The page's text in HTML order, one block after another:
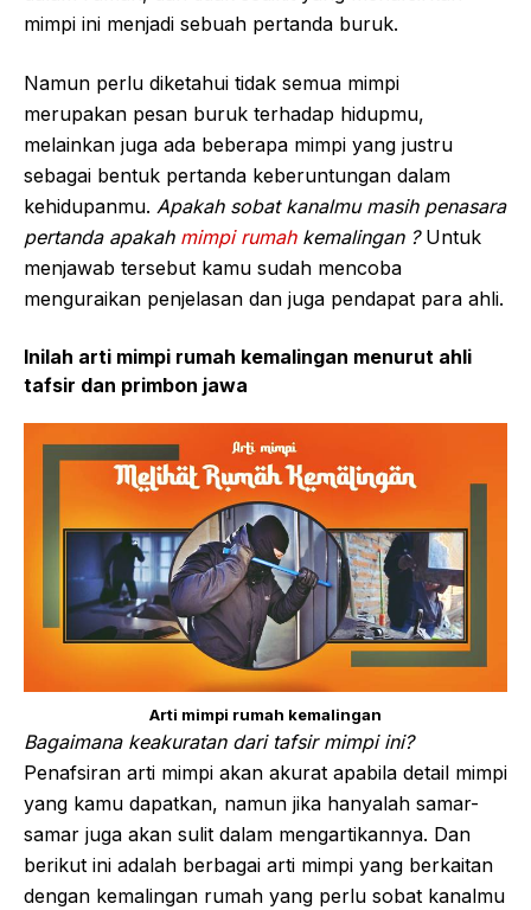
mimpi ini menjadi sebuah pertanda buruk.
Namun perlu diketahui tidak semua mimpi
merupakan pesan buruk terhadap hidupmu,
melainkan juga ada beberapa mimpi yang justru
sebagai bentuk pertanda keberuntungan dalam
kehidupanmu. Apakah sobat kanalmu masih penasara
pertanda apakah mimpi rumahkemalingan ?Untuk
menjawab tersebut kamu sudah mencoba
menguraikan penjelasan dan juga pendapat para ahli.
Inilah arti mimpi rumah kemalingan menurut ahli
tafsir dan primbon jawa
Arti mimpi rumah kemalingan
Bagaimana keakuratan dari tafsir mimpi ini?
Penafsiran arti mimpi akan akurat apabila detail mimpi
yang kamu dapatkan, namun jika hanyalah samar-
samar juga akan sulit dalam mengartikannya. Dan
berikut ini adalah berbagai arti mimpi yang berkaitan
dengan kemalingan rumah yang perlu sobat kanalmu